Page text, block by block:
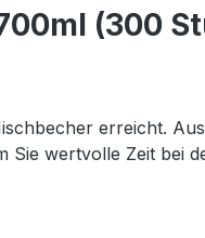
(300
erreicht.
wertvolle Zeit bei